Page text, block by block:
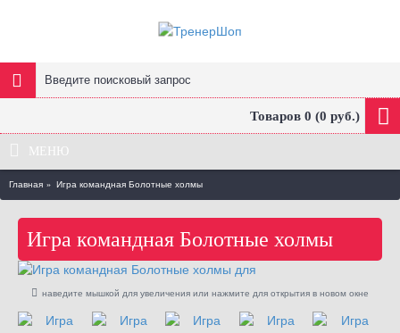
Товаров 0 (0 руб.)
МЕНЮ
Главная Игра командная Болотные холмы
Игра командная Болотные холмы
наведите мышкой для увеличения или нажмите для открытия в новом окне